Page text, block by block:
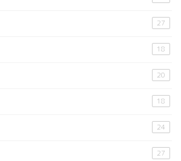
27
18
20
18
24
27